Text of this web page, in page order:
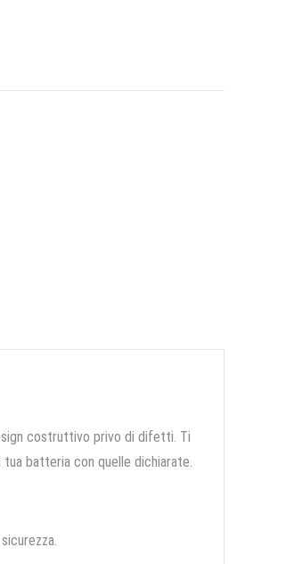
costruttivo privo di difetti. Ti
batteria con quelle dichiarate.